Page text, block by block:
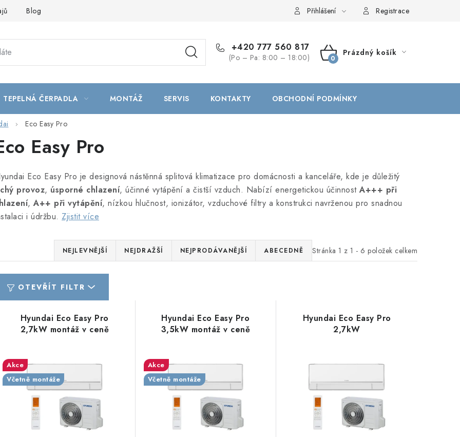
Blog Přihlášení Registrace
+420 777 560 817
(Po – Pa: 8:00 – 18:00)
NÁKUPNÍ
Prázdný košík
TEPELNÁ ČERPADLA MONTÁŽ SERVIS KONTAKTY OBCHODNÍ PODMÍNKY
Eco Easy Pro
Easy Pro
Eco Easy Pro je designová nástěnná splitová klimatizace pro domácnosti a kanceláře, kde je důležitý
provoz, úsporné chlazení, účinné vytápění a čistší vzduch. Nabízí energetickou účinnost A+++ při
, A++ při vytápění, nízkou hlučnost, ionizátor, vzduchové filtry a konstrukci navrženou pro snadnou
i údržbu. Zjistit více
Stránka 1 z 1 - 6 položek celkem
Ř
a
z
e
n
p
r
o
d
NEJLEVNĚJŠÍ NEJDRAŽŠÍ NEJPRODÁVANĚJŠÍ ABECEDNĚ
OTEVŘÍT FILTR
Hyundai Eco Easy Pro
2,7kW montáž v ceně
Akce
Včetně montáže
Hyundai Eco Easy Pro
3,5kW montáž v ceně
Akce
Včetně montáže
Hyundai Eco Easy Pro
2,7kW